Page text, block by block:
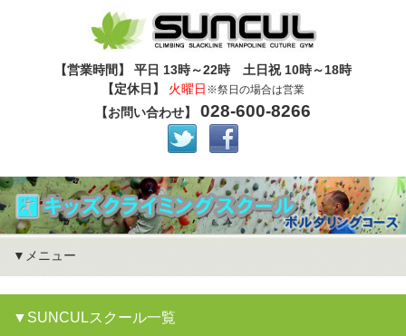
【営業時間】 平日 13時～22時 土日祝 10時～18時
【定休日】 火曜日 ※祭日の場合は営業
【お問い合わせ】 028-600-8266
メニュー
SUNCULスクール一覧